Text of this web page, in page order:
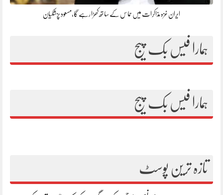
ایران غزہ مذاکرات میں حماس کے ساتھ کھڑا رہے گا،مسعود پزشکیان
ہمارا فیس بک پیج
ہمارا فیس بک پیج
تازہ ترین پوسٹ